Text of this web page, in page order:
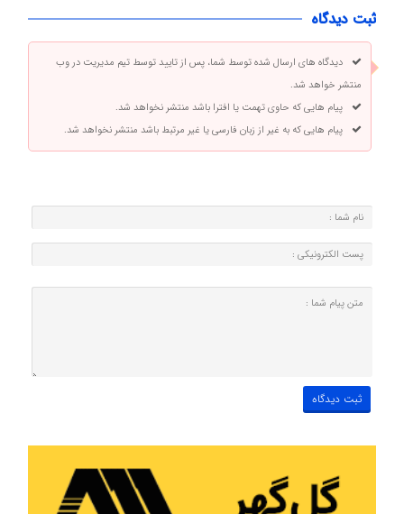
ثبت دیدگاه
دیدگاه های ارسال شده توسط شما، پس از تایید توسط تیم مدیریت در وب
منتشر خواهد شد.
پیام هایی که حاوی تهمت یا افترا باشد منتشر نخواهد شد.
پیام هایی که به غیر از زبان فارسی یا غیر مرتبط باشد منتشر نخواهد شد.